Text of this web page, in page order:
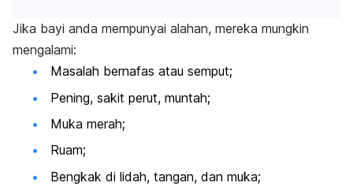
Jika bayi anda mempunyai alahan, mereka mungkin
mengalami:
Masalah bernafas atau semput;
Pening, sakit perut, muntah;
Muka merah;
Ruam;
Bengkak di lidah, tangan, dan muka;